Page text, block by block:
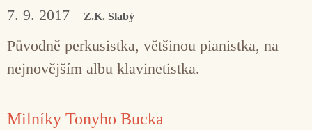
7. 9. 2017 Z.K. Slabý
Původně perkusistka, většinou pianistka, na
nejnovějším albu klavinetistka.
Milníky Tonyho Bucka